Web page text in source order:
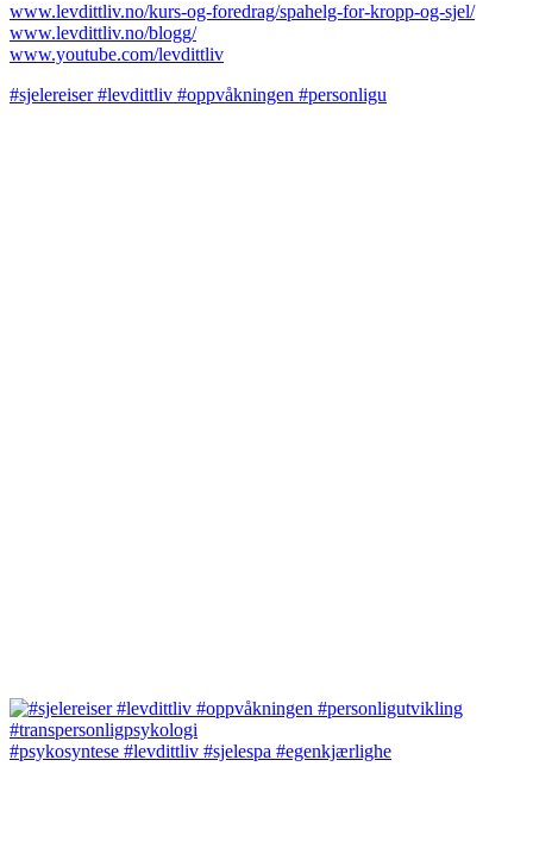
www.levdittliv.no/kurs-og-foredrag/spahelg-for-kropp-og-sjel/
www.levdittliv.no/blogg/
www.youtube.com/levdittliv
#sjelereiser #levdittliv #oppvåkningen #personligu
#psykosyntese #levdittliv #sjelespa #egenkjærlighe